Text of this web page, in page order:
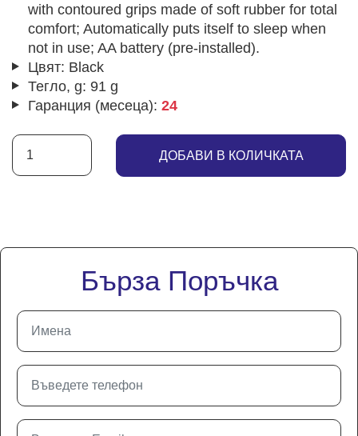
with contoured grips made of soft rubber for total
comfort; Automatically puts itself to sleep when
not in use; AA battery (pre-installed).
Цвят: Black
Тегло, g: 91 g
Гаранция (месеца): 24
ДОБАВИ В КОЛИЧКАТА
Бърза Поръчка